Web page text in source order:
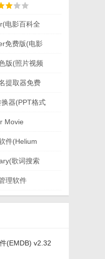
电影百科全
官方版
免费版(电影
具) v10.589
版(照片视频
免费版
提取器免费
取工具)
器(PPT格式
官
Movie
媒体管理软
绿色免费版
件(Helium
v10.3
歌词搜索
绿色
理软件
(EMDB) v2.32